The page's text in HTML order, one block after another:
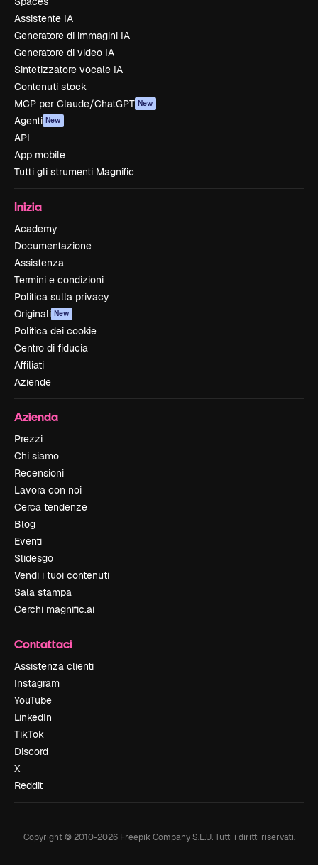
Assistente IA
Generatore di immagini IA
Generatore di video IA
Sintetizzatore vocale IA
Contenuti stock
MCP per Claude/ChatGPT New
Agenti New
API
App mobile
Tutti gli strumenti Magnific
Inizia
Academy
Documentazione
Assistenza
Termini e condizioni
Politica sulla privacy
Originali New
Politica dei cookie
Centro di fiducia
Affiliati
Aziende
Azienda
Prezzi
Chi siamo
Recensioni
Lavora con noi
Cerca tendenze
Blog
Eventi
Slidesgo
Vendi i tuoi contenuti
Sala stampa
Cerchi magnific.ai
Contattaci
Assistenza clienti
Instagram
YouTube
LinkedIn
TikTok
Discord
X
Reddit
Copyright © 2010-2026Freepik Company S.L.U. Tutti i diritti riservati.